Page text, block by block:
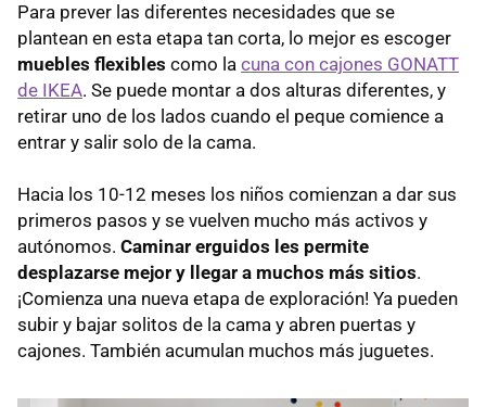
Para prever las diferentes necesidades que se
plantean en esta etapa tan corta, lo mejor es escoger
muebles flexibles como la cuna con cajones GONATT
de IKEA. Se puede montar a dos alturas diferentes, y
retirar uno de los lados cuando el peque comience a
entrar y salir solo de la cama.
Hacia los 10-12 meses los niños comienzan a dar sus
primeros pasos y se vuelven mucho más activos y
autónomos. Caminar erguidos les permite
desplazarse mejor y llegar a muchos más sitios.
¡Comienza una nueva etapa de exploración! Ya pueden
subir y bajar solitos de la cama y abren puertas y
cajones. También acumulan muchos más juguetes.